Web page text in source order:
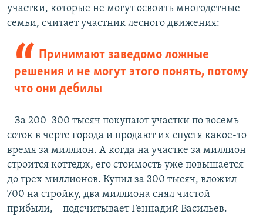
участки, которые не могут освоить многодетные
семьи, считает участник лесного движения:
Принимают заведомо ложные
решения и не могут этого понять, потому
что они дебилы
– За 200–300 тысяч покупают участки по восемь
соток в черте города и продают их спустя какое-то
время за миллион. А когда на участке за миллион
строится коттедж, его стоимость уже повышается
до трех миллионов. Купил за 300 тысяч, вложил
700 на стройку, два миллиона снял чистой
прибыли, – подсчитывает Геннадий Васильев.